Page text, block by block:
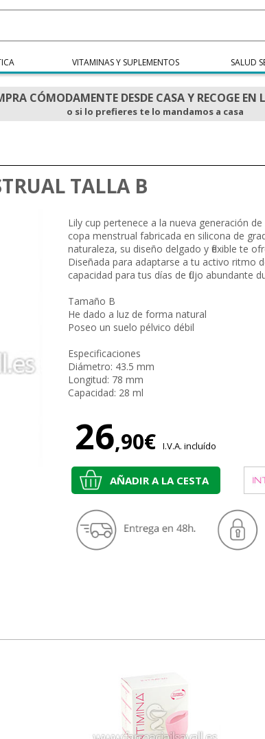
VITAMINAS Y SUPLEMENTOS SALUD
CÓMODAMENTE DESDE CASA Y RECOGE EN
o si lo prefieres te lo mandamos a casa
TALLA B
Lily cup pertenece a la nueva generación
copa menstrual fabricada en silicona de
naturaleza, su diseño delgado y flexible te
Diseñada para adaptarse a tu activo ritmo
capacidad para tus días de flujo abundante
Tamaño B
He dado a luz de forma natural
Poseo un suelo pélvico débil
Especificaciones
Diámetro: 43.5 mm
Longitud: 78 mm
Capacidad: 28 ml
26,90€ I.V.A. incluído
AÑADIR A LA CESTA